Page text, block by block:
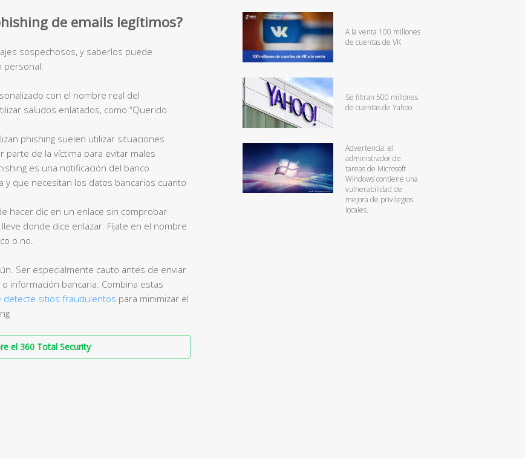
de emails legítimos?
sospechosos, y saberlos puede
personal:
con el nombre real del
saludos enlatados, como “Querido
phishing suelen utilizar situaciones
de la víctima para evitar males
es una notificación del banco
y que necesitan los datos bancarios cuanto
hacer clic en un enlace sin comprobar
donde dice enlazar. Fíjate en el nombre
o no.
Ser especialmente cauto antes de enviar
información bancaria. Combina estas
detecte sitios fraudulentos para minimizar el
el 360 Total Security
A la venta 100 millones
de cuentas de VK
Se filtran 500 millones
de cuentas de Yahoo
Advertencia: el
administrador de
tareas de Microsoft
Windows contiene una
vulnerabilidad de
mejora de privilegios
locales.